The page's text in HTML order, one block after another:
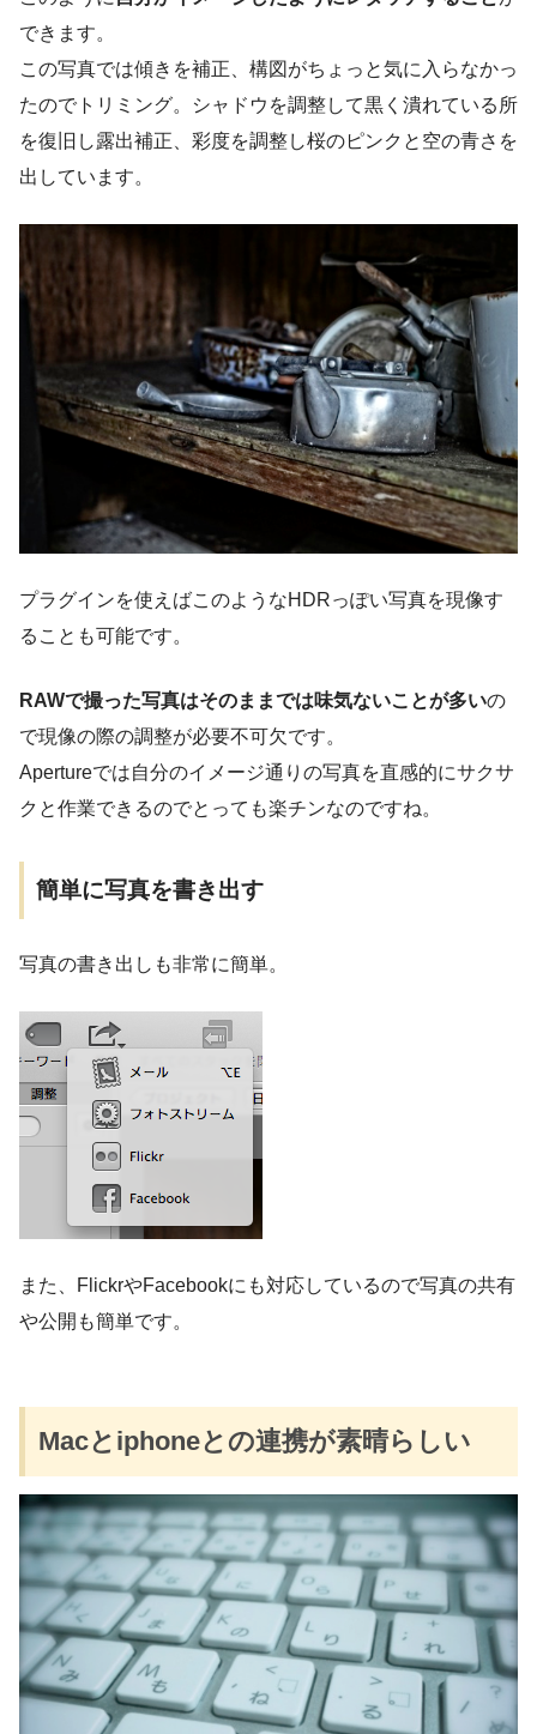
できます。
この写真では傾きを補正、構図がちょっと気に入らなかっ
たのでトリミング。シャドウを調整して黒く潰れている所
を復旧し露出補正、彩度を調整し桜のピンクと空の青さを
出しています。
プラグインを使えばこのようなHDRっぽい写真を現像す
ることも可能です。
RAWで撮った写真はそのままでは味気ないことが多いの
で現像の際の調整が必要不可欠です。
Apertureでは自分のイメージ通りの写真を直感的にサクサ
クと作業できるのでとっても楽チンなのですね。
簡単に写真を書き出す
写真の書き出しも非常に簡単。
また、FlickrやFacebookにも対応しているので写真の共有
や公開も簡単です。
Macとiphoneとの連携が素晴らしい